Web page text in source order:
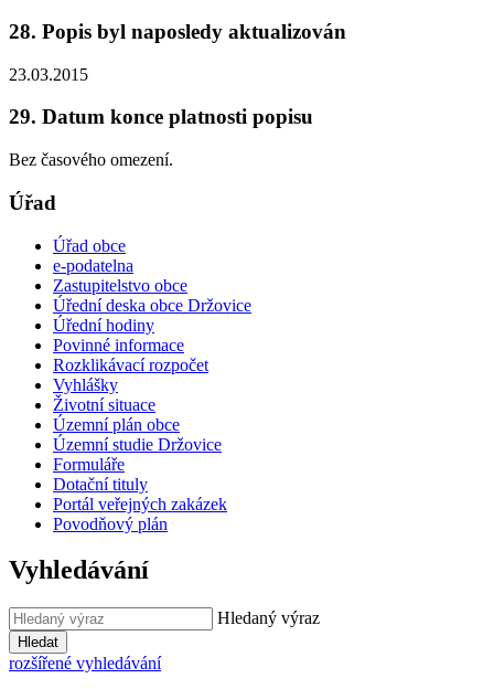
28. Popis byl naposledy aktualizován
23.03.2015
29. Datum konce platnosti popisu
Bez časového omezení.
Úřad
Úřad obce
e-podatelna
Zastupitelstvo obce
Úřední deska obce Držovice
Úřední hodiny
Povinné informace
Rozklikávací rozpočet
Vyhlášky
Životní situace
Územní plán obce
Územní studie Držovice
Formuláře
Dotační tituly
Portál veřejných zakázek
Povodňový plán
Vyhledávání
Hledaný výraz
Hledat
rozšířené vyhledávání